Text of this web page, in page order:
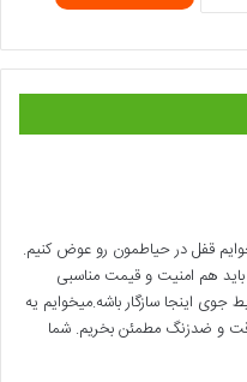
قفل در حیاطمون رو عوض کنیم.
هم امنیت و قیمت مناسبی
جوی اینجا سازگار باشه.میخوایم یه
و ضدزنگ مطمئن بخریم. شما